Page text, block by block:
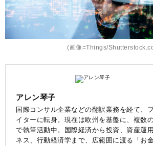
(画像=Things/
アレン琴子
国際コンサル企業などの翻訳業務を経て、
イターに転身。現在は欧州を基盤に、複数
で執筆活動中。国際経済から投資、資産運
ネス、行動経済学まで、広範囲に渡る「お